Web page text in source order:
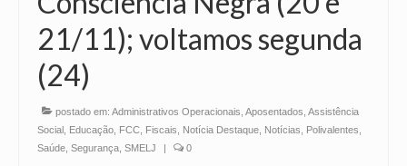
21/11); voltamos segunda
(24)
postado em: Administrativos Operacionais Aposentados Assistência
Social Educação FCC Fiscais Notícia Destaque Notícias Polivalentes
Saúde Segurança SMELJ | 0